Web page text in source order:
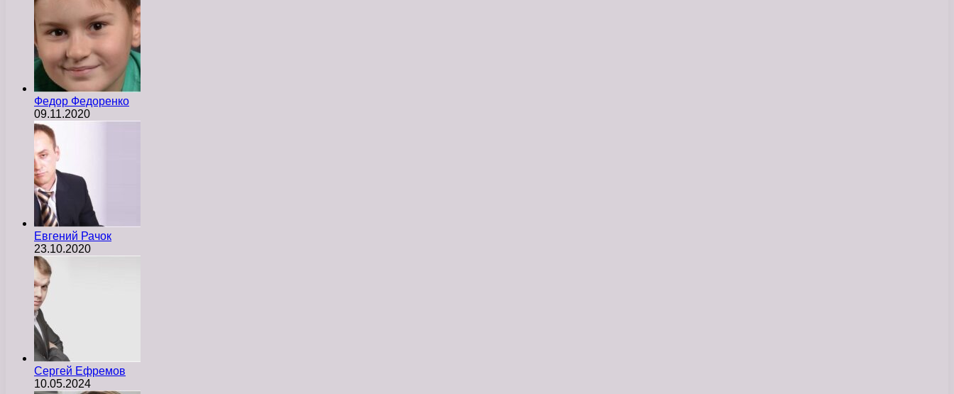
Федор Федоренко
09.11.2020
Евгений Рачок
23.10.2020
Сергей Ефремов
10.05.2024